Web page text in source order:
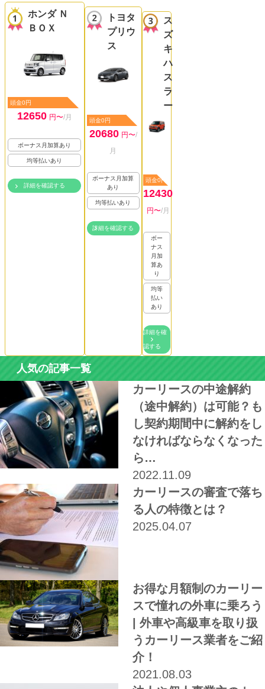
ホンダ Ｎ
ＢＯＸ
頭金0円
12650 円〜/月
ボーナス月加算あり
均等払いあり
詳細を確認する
トヨタ
プリウ
ス
頭金0円
20680 円〜/
月
ボーナス月加算
あり
均等払いあり
詳細を確認する
ス
ズ
キ
ハ
ス
ラ
ー
頭金0円
12430
円〜/月
ボー
ナス
月加
算あ
り
均等
払い
あり
詳細を確
認する
人気の記事一覧
カーリースの中途解約
（途中解約）は可能？も
し契約期間中に解約をし
なければならなくなった
ら…
2022.11.09
カーリースの審査で落ち
る人の特徴とは？
2025.04.07
お得な月額制のカーリー
スで憧れの外車に乗ろう
| 外車や高級車を取り扱
うカーリース業者をご紹
介！
2021.08.03